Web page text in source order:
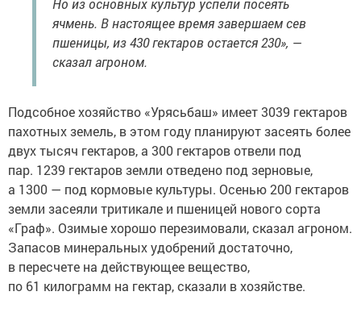
Но из основных культур успели посеять
ячмень. В настоящее время завершаем сев
пшеницы, из 430 гектаров остается 230», —
сказал агроном.
Подсобное хозяйство «Урясьбаш» имеет 3039 гектаров
пахотных земель, в этом году планируют засеять более
двух тысяч гектаров, а 300 гектаров отвели под
пар. 1239 гектаров земли отведено под зерновые,
а 1300 — под кормовые культуры. Осенью 200 гектаров
земли засеяли тритикале и пшеницей нового сорта
«Граф». Озимые хорошо перезимовали, сказал агроном.
Запасов минеральных удобрений достаточно,
в пересчете на действующее вещество,
по 61 килограмм на гектар, сказали в хозяйстве.